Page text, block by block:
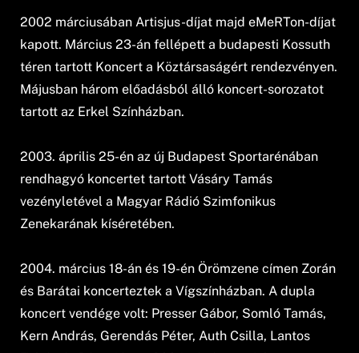
2002 márciusában Artisjus-díjat majd eMeRTon-díjat
kapott. Március 23-án fellépett a budapesti Kossuth
téren tartott Koncert a Köztársaságért rendezvényen.
Májusban három előadásból álló koncert-sorozatot
tartott az Erkel Színházban.
2003. április 25-én az új Budapest Sportarénában
rendhagyó koncertet tartott Vásáry Tamás
vezényletével a Magyar Rádió Szimfonikus
Zenekarának kíséretében.
2004. március 18-án és 19-én Örömzene címen Zorán
és Barátai koncerteztek a Vígszínházban. A dupla
koncert vendége volt: Presser Gábor, Somló Tamás,
Kern András, Gerendás Péter, Auth Csilla, Lantos